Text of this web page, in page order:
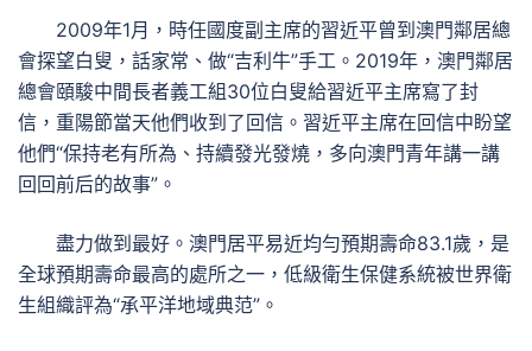
2009年1月，時任國度副主席的習近平曾到澳門鄰居總
會探望白叟，話家常、做“吉利牛”手工。2019年，澳門鄰居
總會頤駿中間長者義工組30位白叟給習近平主席寫了封
信，重陽節當天他們收到了回信。習近平主席在回信中盼望
他們“保持老有所為、持續發光發燒，多向澳門青年講一講
回回前后的故事”。
盡力做到最好。澳門居平易近均勻預期壽命83.1歲，是
全球預期壽命最高的處所之一，低級衛生保健系統被世界衛
生組織評為“承平洋地域典范”。